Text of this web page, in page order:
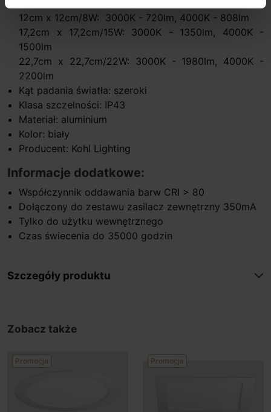
Strumień światła, wymiary:
12cm x 12cm/8W: 3000K - 720lm, 4000K - 808lm
17,2cm x 17,2cm/15W: 3000K - 1350lm, 4000K -
1500lm
22,7cm x 22,7cm/22W: 3000K - 1980lm, 4000K -
2200lm
Kąt padania światła: szeroki
Klasa szczelności: IP43
Materiał: aluminium
Kolor: biały
Producent: Kohl Lighting
Informacje dodatkowe:
Współczynnik oddawania barw CRI > 80
Dołączony do zestawu zasilacz zewnętrzny 350mA
Tylko do użytku wewnętrznego
Czas świecenia do 35000 godzin
Szczegóły produktu
Zobacz także
Promocja Promocja